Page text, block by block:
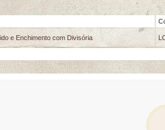
e Enchimento com Divisória